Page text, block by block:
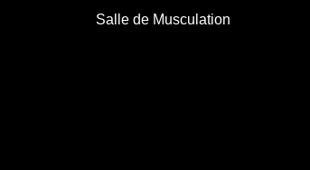
Salle de Musculation